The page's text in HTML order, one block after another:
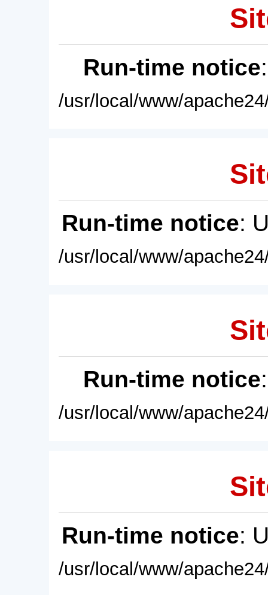
Run-time notice
/usr/local/www/
Run-time notice:
/usr/local/www/
Run-time notice
/usr/local/www/
Run-time notice:
/usr/local/www/